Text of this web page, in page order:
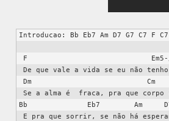
Introducao: Bb Eb7 Am D7 G7 C7 F C7
De que vale a vida se eu não tenho a sorte
Dm                           Cm       F7
Se a alma é  fraca, pra que corpo forte
Bb              Eb7        Am